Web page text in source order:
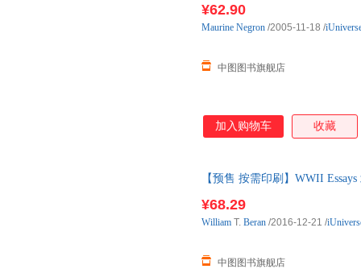
¥62.90
中图图书旗舰店
Maurine Negron /2005-11-18 /
加入购物车 收藏
【预售 按需印刷】WWII
¥68.29
中图图书旗舰店
William T. Beran /2016-12-21 /